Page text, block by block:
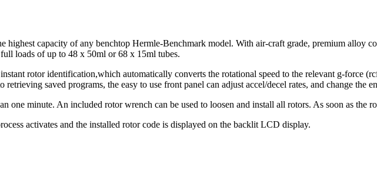
highest capacity of any benchtop Hermle-Benchmark model. With air-craft grade, premium alloy
loads of up to 48 x 50ml or 68 x 15ml tubes.
rotor identification,which automatically converts the rotational speed to the relevant g-force
saved programs, the easy to use front panel can adjust accel/decel rates, and change the
one minute. An included rotor wrench can be used to loosen and install all rotors. As soon as the
activates and the installed rotor code is displayed on the backlit LCD display.